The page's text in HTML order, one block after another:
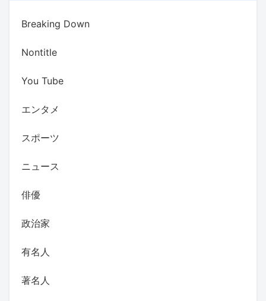
Breaking Down
Nontitle
You Tube
エンタメ
スポーツ
ニュース
俳優
政治家
有名人
著名人